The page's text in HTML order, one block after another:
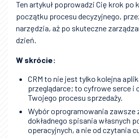
Ten artykuł poprowadzi Cię krok po
początku procesu decyzyjnego,
narzędzia, aż po skuteczne
dzień.
W skrócie:
CRM to nie jest tylko kolejna
przeglądarce; to cyfrowe serce i
Twojego procesu sprzedaży.
Wybór oprogramowania zawsze
dokładnego spisania własnych
operacyjnych, a nie od czytania